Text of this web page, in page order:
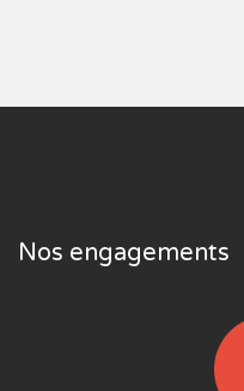
Nos engagements